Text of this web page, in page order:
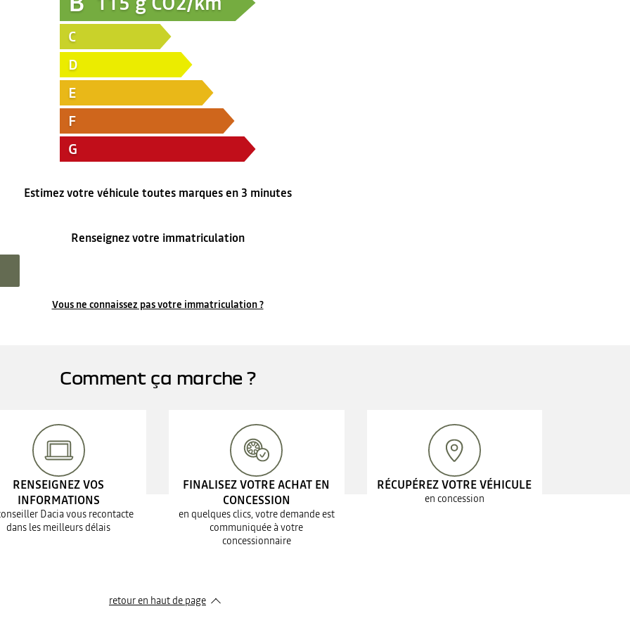
C
D
E
F
G
Estimez votre véhicule toutes marques en 3 minutes
Renseignez votre immatriculation
Vous ne connaissez pas votre immatriculation ?
Comment ça marche ?
RENSEIGNEZ VOS
INFORMATIONS
Dacia vous recontacte
dans les meilleurs délais
FINALISEZ VOTRE ACHAT EN
CONCESSION
en quelques clics, votre demande est
communiquée à votre
concessionnaire
RÉCUPÉREZ VOTRE VÉHICULE
en concession
retour en haut de page​